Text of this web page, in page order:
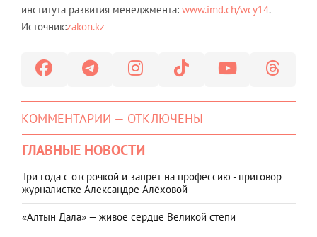
института развития менеджмента: www.imd.ch/wcy14.
Источник:zakon.kz
КОММЕНТАРИИ — ОТКЛЮЧЕНЫ
ГЛАВНЫЕ НОВОСТИ
Три года с отсрочкой и запрет на профессию - приговор
журналистке Александре Алёховой
«Алтын Дала» — живое сердце Великой степи